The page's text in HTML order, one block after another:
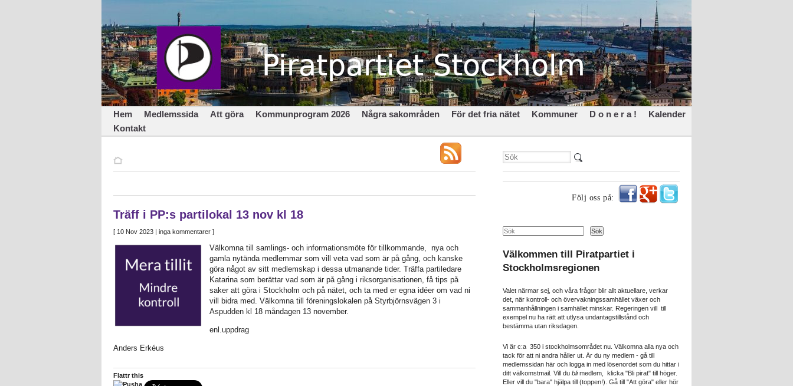
Hem Medlemssida Att göra Kommunprogram 2026 Några sakområden För det fria nätet Kommuner D o n e r a !
Kalender
Kontakt
Träff i PP:s partilokal 13 nov kl 18
[ 10 Nov 2023 | inga kommentarer ]
Välkomna till samlings- och informationsmöte för tillkommande, nya och
gamla nytända medlemmar som vill veta vad som är på gång, och kanske
göra något av sitt medlemskap i dessa utmanande tider. Träffa partiledare
Katarina som berättar vad som är på gång i riksorganisationen, få tips på
saker att göra i Stockholm och på nätet, och ta med er egna idéer om vad ni
vill bidra med. Välkomna till föreningslokalen på Styrbjörnsvägen 3 i
Aspudden kl 18 måndagen 13 november.
enl.uppdrag
Anders Erkéus
Flattr this
Följ oss på:
Search Sök
Välkommen till Piratpartiet i
Stockholmsregionen
Valet närmar sej, och våra frågor blir allt aktuellare, verkar
det, när kontroll- och övervakningssamhället växer och
sammanhållningen i samhället minskar. Regeringen vill till
exempel nu ha rätt att utlysa undantagstillstånd och
bestämma utan riksdagen.
Vi är c:a 350 i stockholmsområdet nu. Välkomna alla nya och
tack för att ni andra håller ut. Är du ny medlem - gå till
medlemssidan här och logga in med lösenordet som du hittar i
ditt välkomstmail. Vill du blimedlem, klicka "Bli pirat" till höger.
Eller vill du "bara" hjälpa till (toppen!). Gå till "Att göra" eller hör